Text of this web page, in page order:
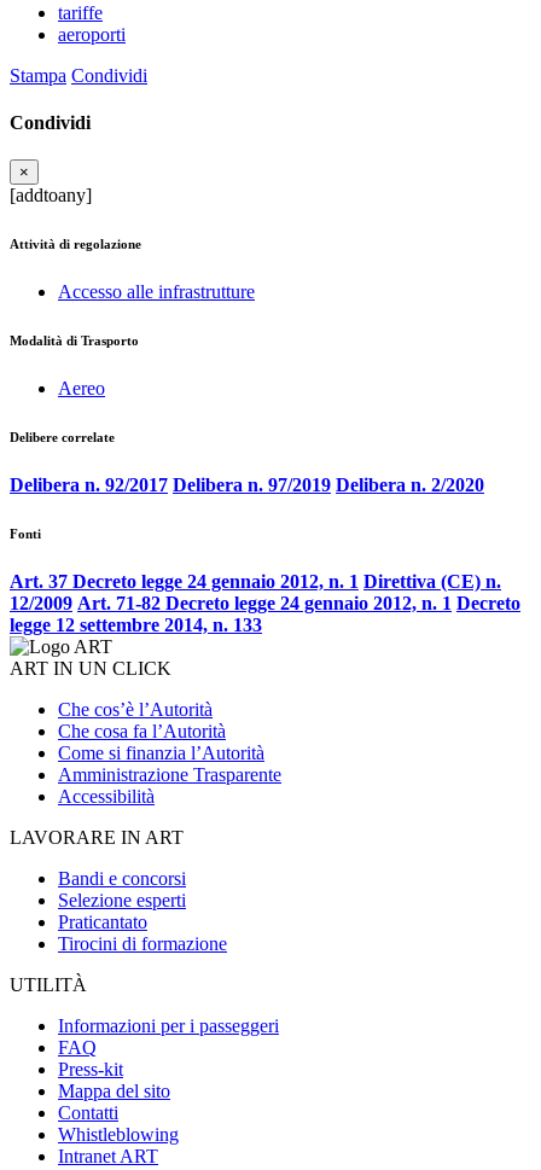
tariffe
aeroporti
Stampa Condividi
Condividi
×
[addtoany]
Attività di regolazione
Accesso alle infrastrutture
Modalità di Trasporto
Aereo
Delibere correlate
Delibera n. 92/2017 Delibera n. 97/2019 Delibera n. 2/2020
Fonti
Art. 37 Decreto legge 24 gennaio 2012, n. 1 Direttiva (CE) n.
12/2009 Art. 71-82 Decreto legge 24 gennaio 2012, n. 1 Decreto
legge 12 settembre 2014, n. 133
ART IN UN CLICK
Che cos’è l’Autorità
Che cosa fa l’Autorità
Come si finanzia l’Autorità
Amministrazione Trasparente
Accessibilità
LAVORARE IN ART
Bandi e concorsi
Selezione esperti
Praticantato
Tirocini di formazione
UTILITÀ
Informazioni per i passeggeri
FAQ
Press-kit
Mappa del sito
Contatti
Whistleblowing
Intranet ART